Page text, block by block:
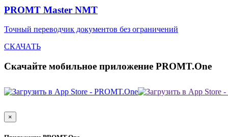
PROMT Master NMT
Точный переводчик документов без ограничений
СКАЧАТЬ
Скачайте мобильное приложение PROMT.One
×